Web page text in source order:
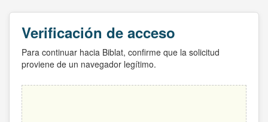
Verificación de acceso
Para continuar hacia Biblat, confirme que la solicitud
proviene de un navegador legítimo.